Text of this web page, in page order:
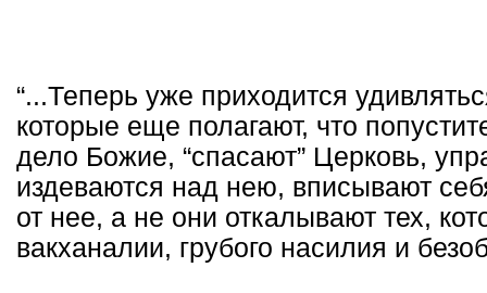
“...Теперь уже приходится
которые еще полагают, что
дело Божие, “спасают” Церковь,
издеваются над нею, вписывают
от нее, а не они откалывают тех,
вакханалии, грубого насилия и